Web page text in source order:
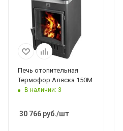
Печь отопительная
Термофор Аляска 150М
В наличии: 3
30 766 руб./шт